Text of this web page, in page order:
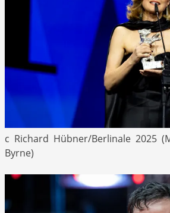
c Richard Hübner/Berlinale 2025
Byrne)